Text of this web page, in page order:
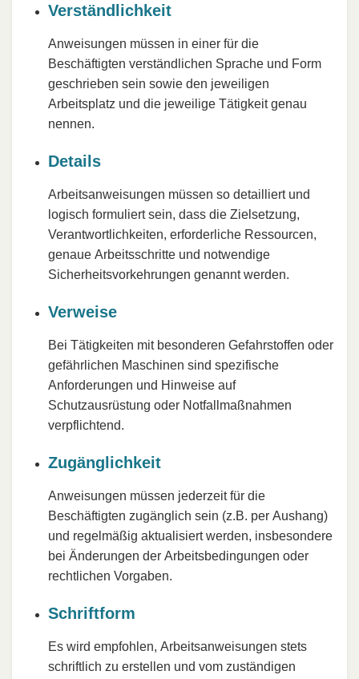
Verständlichkeit
Anweisungen müssen in einer für die
Beschäftigten verständlichen Sprache und Form
geschrieben sein sowie den jeweiligen
Arbeitsplatz und die jeweilige Tätigkeit genau
nennen.
Details
Arbeitsanweisungen müssen so detailliert und
logisch formuliert sein, dass die Zielsetzung,
Verantwortlichkeiten, erforderliche Ressourcen,
genaue Arbeitsschritte und notwendige
Sicherheitsvorkehrungen genannt werden.
Verweise
Bei Tätigkeiten mit besonderen Gefahrstoffen oder
gefährlichen Maschinen sind spezifische
Anforderungen und Hinweise auf
Schutzausrüstung oder Notfallmaßnahmen
verpflichtend.
Zugänglichkeit
Anweisungen müssen jederzeit für die
Beschäftigten zugänglich sein (z.B. per Aushang)
und regelmäßig aktualisiert werden, insbesondere
bei Änderungen der Arbeitsbedingungen oder
rechtlichen Vorgaben.
Schriftform
Es wird empfohlen, Arbeitsanweisungen stets
schriftlich zu erstellen und vom zuständigen